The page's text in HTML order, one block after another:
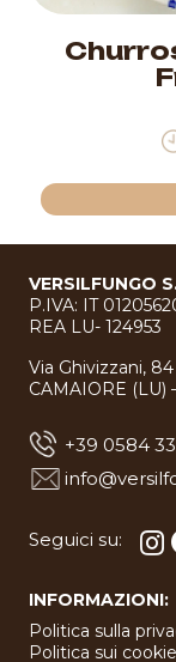
VERSILFUNGO
P.IVA: IT
REA LU- 124953
Via Ghivizzani, 84
CAMAIORE (LU)
+39 0584
Seguici su:
INFORMAZIONI:
Politica sulla
Politica sui